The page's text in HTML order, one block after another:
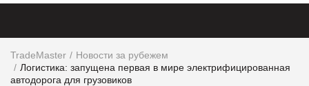
TradeMaster
Новости за рубежем
Логистика: запущена первая в мире электрифицированная
автодорога для грузовиков